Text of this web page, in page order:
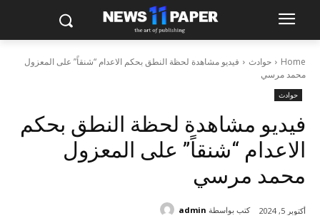
Home حوادث
فيديو مشاهدة لحظة النطق بحكم الاعدام “شنقاً” على المعزول
محمد مرسي
حوادث
فيديو مشاهدة لحظة النطق بحكم
الاعدام “شنقاً” على المعزول
محمد مرسي
أكتوبر 5, 2024 كتب بواسطة admin